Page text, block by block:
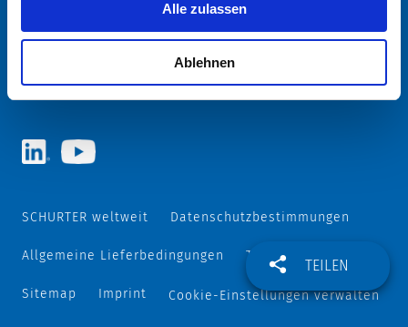
Alle zulassen
Ablehnen
TEILEN
SCHURTER Webseite und Sprache wählen
SCHURTER weltweit Datenschutzbestimmungen
Allgemeine Lieferbedingungen Track and Trace
Sitemap Imprint Cookie-Einstellungen verwalten